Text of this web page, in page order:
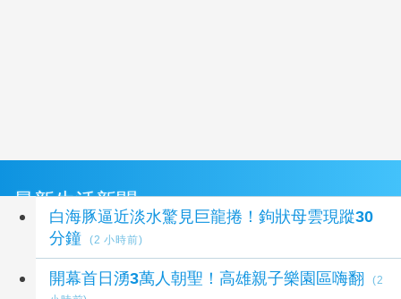
最新生活新聞
白海豚逼近淡水驚見巨龍捲！鉤狀母雲現蹤30
分鐘
(2 小時前)
開幕首日湧3萬人朝聖！高雄親子樂園區嗨翻
(2